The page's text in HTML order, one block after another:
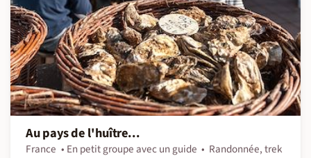
Au pays de l'huître...
France En petit groupe avec un guide
Randonnée, trek